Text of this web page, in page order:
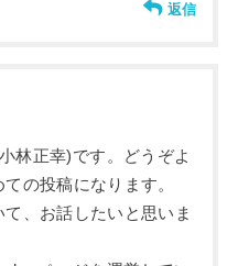
返信
林正幸)です。どうぞよ
の投稿になります。
、お話したいと思いま